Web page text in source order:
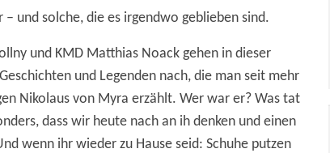
– und solche, die es irgendwo geblieben sind.
und KMD Matthias Noack gehen in dieser
und Legenden nach, die man seit mehr
Nikolaus von Myra erzählt. Wer war er? Was tat
dass wir heute nach an ih denken und einen
wenn ihr wieder zu Hause seid: Schuhe putzen